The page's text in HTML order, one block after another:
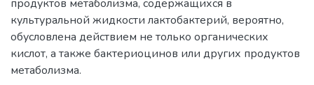
продуктов метаболизма, содержащихся в
культуральной жидкости лактобактерий, вероятно,
обусловлена действием не только органических
кислот, а также бактериоцинов или других продуктов
метаболизма.